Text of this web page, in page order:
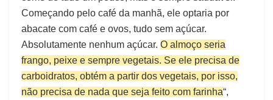
Começando pelo café da manhã, ele optaria por
abacate com café e ovos, tudo sem açúcar.
Absolutamente nenhum açúcar. O almoço seria
frango, peixe e sempre vegetais. Se ele precisa de
carboidratos, obtém a partir dos vegetais, por isso,
não precisa de nada que seja feito com farinha“,